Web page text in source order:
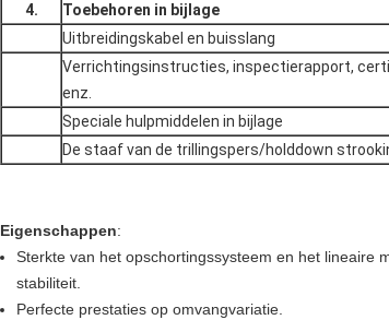
4.
Toebehoren in bijlage
Uitbreidingskabel en buisslang
Verrichtingsinstructies, inspectierapport,
enz.
Speciale hulpmiddelen in bijlage
De staaf van de trillingspers/holddown
Eigenschappen:
Sterkte van het opschortingssysteem en het lineaire
stabiliteit.
Perfecte prestaties op omvangvariatie.